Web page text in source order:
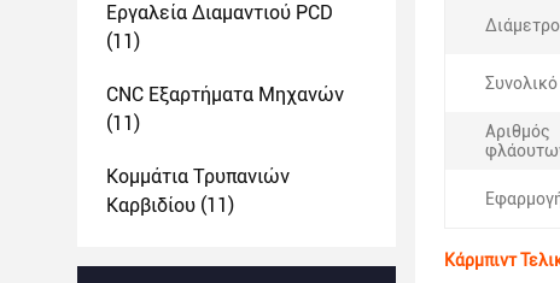
Εργαλεία Διαμαντιού PCD
(11)
CNC Εξαρτήματα Μηχανών
(11)
Κομμάτια Τρυπανιών
Καρβιδίου (11)
Αριθμός
Κάρμπιντ